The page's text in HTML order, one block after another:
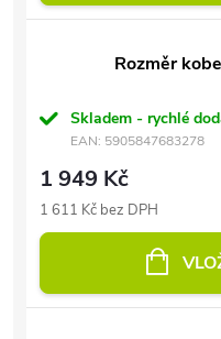
Rozměr
Skladem - rychlé
EAN: 5905847683278
1 949 Kč
1 611 Kč bez DPH